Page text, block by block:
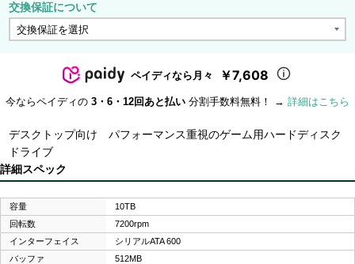
交換保証について
ペイディなら月々 ￥7,608
今ならペイディの 3・6・12回あと払い 分割手数料無料！ → 詳細はこちら
デスクトップ向け パフォーマンス重視のゲーム用ハードディスク
ドライブ
詳細スペック
容量
10TB
回転数
7200rpm
インターフェイス
シリアルATA 600
バッファ
512MB